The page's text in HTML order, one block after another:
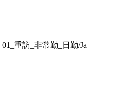
重訪_非常勤_日勤/Ja